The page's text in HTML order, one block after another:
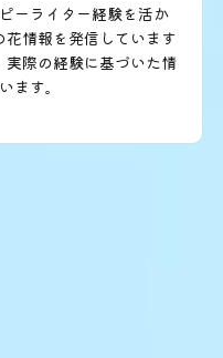
ーライター経験を活か
情報を発信しています
際の経験に基づいた情
ます。